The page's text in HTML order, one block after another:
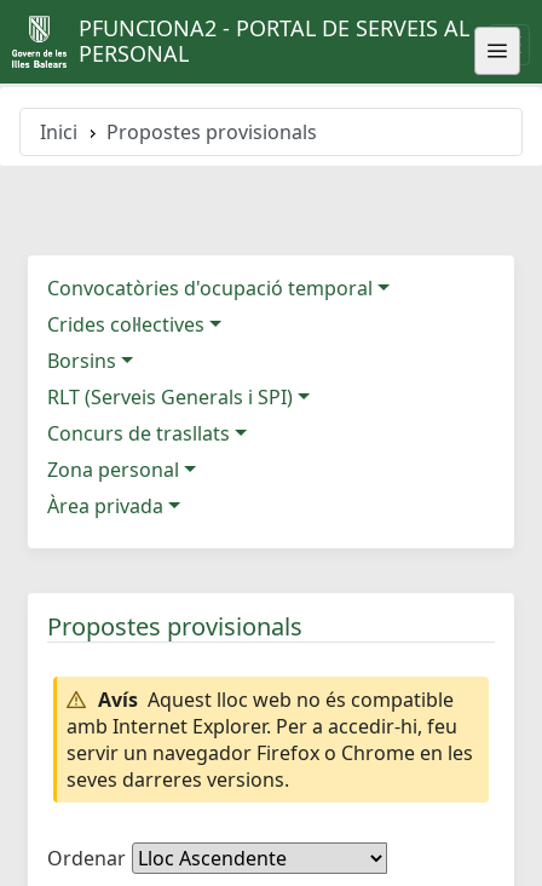
PFUNCIONA2 - PORTAL DE SERVEIS AL
PERSONAL
Inici Propostes provisionals
Convocatòries d'ocupació temporal
Crides col·lectives
Borsins
RLT (Serveis Generals i SPI)
Concurs de trasllats
Zona personal
Àrea privada
Propostes provisionals
Avís Aquest lloc web no és compatible
amb Internet Explorer. Per a accedir-hi, feu
servir un navegador Firefox o Chrome en les
seves darreres versions.
Ordenar